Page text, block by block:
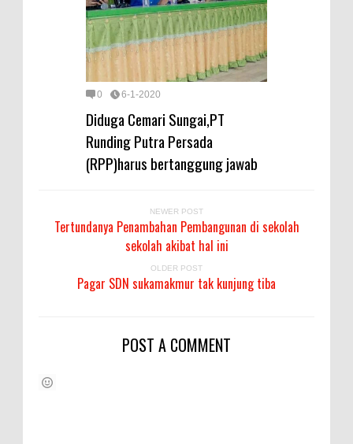
0 6-1-2020
Diduga Cemari Sungai,PT
Runding Putra Persada
(RPP)harus bertanggung jawab
NEWER POST
Tertundanya Penambahan Pembangunan di sekolah
sekolah akibat hal ini
OLDER POST
Pagar SDN sukamakmur tak kunjung tiba
POST A COMMENT